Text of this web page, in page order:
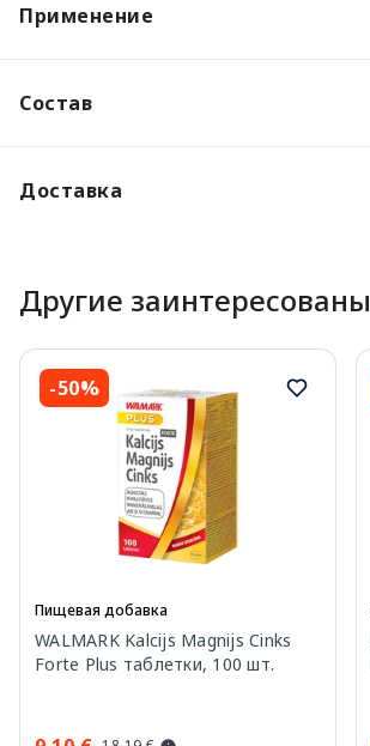
Применение
Состав
Доставка
Другие заинтересованы
-50%
Пищевая добавка
WALMARK Kalcijs Magnijs Cinks
Forte Plus таблетки, 100 шт.